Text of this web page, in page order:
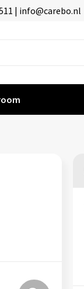
| info@carebo.nl